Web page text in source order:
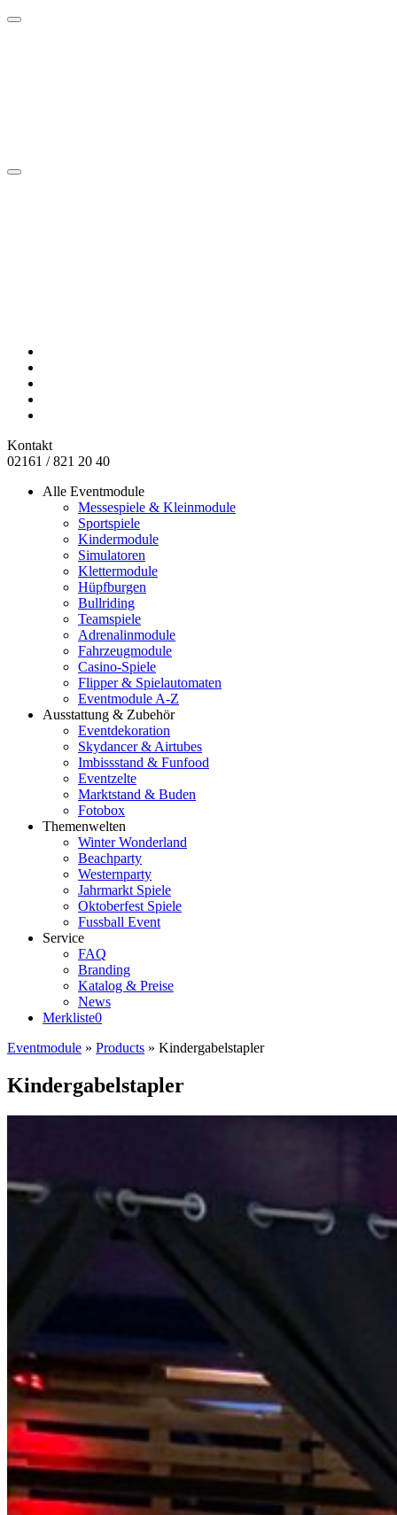
Kontakt
02161 / 821 20 40
Alle Eventmodule
Messespiele & Kleinmodule
Sportspiele
Kindermodule
Simulatoren
Klettermodule
Hüpfburgen
Bullriding
Teamspiele
Adrenalinmodule
Fahrzeugmodule
Casino-Spiele
Flipper & Spielautomaten
Eventmodule A-Z
Ausstattung & Zubehör
Eventdekoration
Skydancer & Airtubes
Imbissstand & Funfood
Eventzelte
Marktstand & Buden
Fotobox
Themenwelten
Winter Wonderland
Beachparty
Westernparty
Jahrmarkt Spiele
Oktoberfest Spiele
Fussball Event
Service
FAQ
Branding
Katalog & Preise
News
Merkliste0
Eventmodule » Products » Kindergabelstapler
Kindergabelstapler